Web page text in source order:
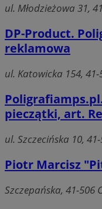
ul. Młodzieżowa 31,
DP-Product.
reklamowa
ul. Katowicka 154,
pieczątki, art.
ul. Szczecińska 10,
Piotr Marcisz
Szczepańska, 41-506
Niezbędne
strony
ze strony
QeSessID
SessID